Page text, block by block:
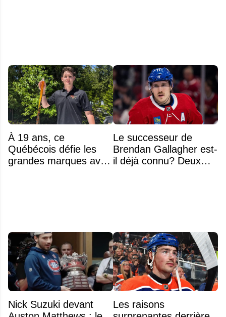
À 19 ans, ce
Québécois défie les
grandes marques avec
Le successeur de
Brendan Gallagher est-
il déjà connu? Deux
Nick Suzuki devant
Les raisons